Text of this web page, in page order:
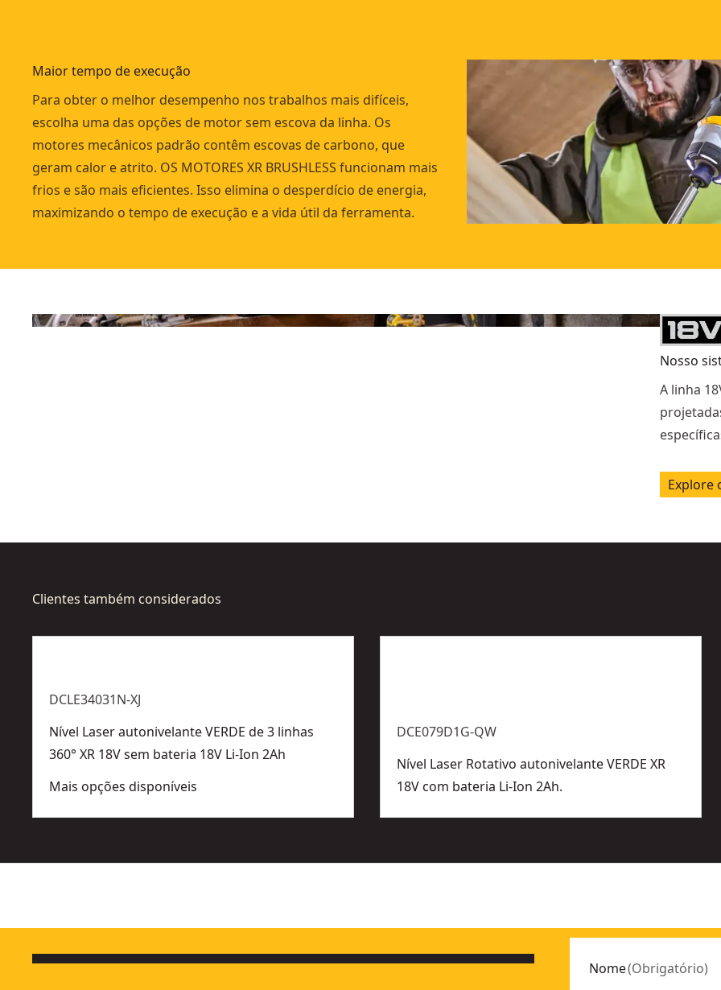
Maior tempo de execução
Para obter o melhor desempenho nos trabalhos mais difíceis,
escolha uma das opções de motor sem escova da linha. Os
motores mecânicos padrão contêm escovas de carbono, que
geram calor e atrito. OS MOTORES XR BRUSHLESS funcionam mais
frios e são mais eficientes. Isso elimina o desperdício de energia,
maximizando o tempo de execução e a vida útil da ferramenta.
Nosso
A linha
Explore
Clientes também considerados
DCLE34031N-XJ
Nível Laser autonivelante VERDE de 3 linhas
360° XR 18V sem bateria 18V Li-Ion 2Ah
Mais opções disponíveis
DCE079D1G-QW
Nível Laser Rotativo autonivelante VERDE XR
18V com bateria Li-Ion 2Ah.
Nome(Obrigatório)